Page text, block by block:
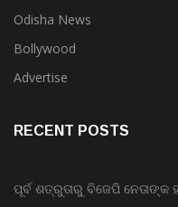
Odisha News
Bollywood
Advertise
RECENT POSTS
ପୂର୍ବ ଶତ୍ରୁତାରୁ ବିଜେପି